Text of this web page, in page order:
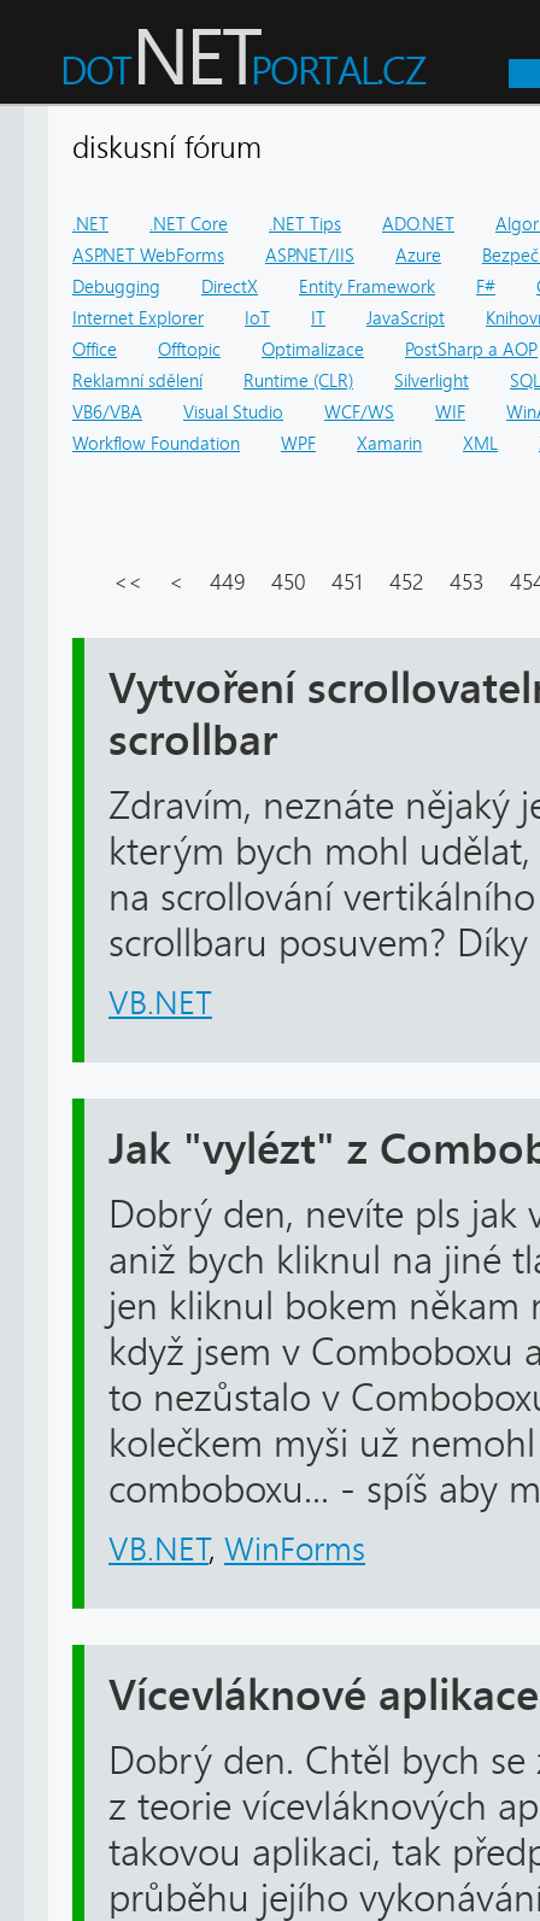
diskusní fórum
.NET .NET Core .NET Tips ADO.NET
ASP.NET WebForms
ASP.NET/IIS Azure
Debugging
DirectX Entity Framework F#
Internet Explorer
IoT IT JavaScript
Office
Offtopic Optimalizace
PostSharp a AOP
Reklamní sdělení
Runtime (CLR) Silverlight
SQL
VB6/VBA
Visual Studio WCF/WS WIF
Workflow Foundation
WPF Xamarin XML
<< < 449 450 451 452 453
Vytvoření
scrollbar
Zdravím, neznáte nějaký
kterým bych mohl
na scrollování
scrollbaru posuvem? Díky
VB.NET
Jak "vylézt" z
Dobrý den, nevíte pls jak
aniž bych kliknul na jiné
jen kliknul bokem někam
když jsem v Comboboxu
to nezůstalo v
kolečkem myši už
comboboxu... - spíš aby
VB.NET, WinForms
Vícevláknové
Dobrý den. Chtěl bych
z teorie vícevláknových
takovou aplikaci, tak
průběhu jejího